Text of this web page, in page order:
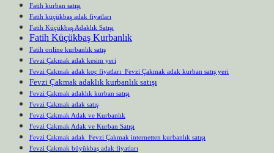
Fatih kurban satışı
Fatih küçükbaş adak fiyatları
Fatih Küçükbaş Adaklık Satışı
Fatih Küçükbaş Kurbanlık
Fatih online kurbanlık satış
Fevzi Çakmak adak kesim yeri
Fevzi Çakmak adak koç fiyatları Fevzi Çakmak adak kurban satış yeri
Fevzi Çakmak adaklık kurbanlık satışı
Fevzi Çakmak adaklık kurban satışı
Fevzi Çakmak adak satış
Fevzi Çakmak Adak ve Kurbanlık
Fevzi Çakmak Adak ve Kurban Satışı
Fevzi Çakmak adak Fevzi Çakmak internetten kurbanlık satışı
Fevzi Çakmak büyükbaş adak fiyatları